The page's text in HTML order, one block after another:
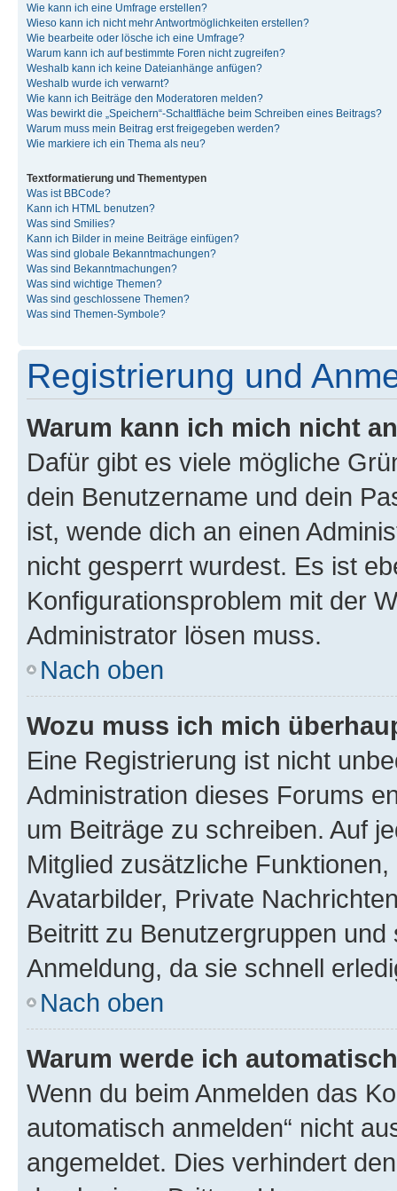
Wie kann ich eine Umfrage erstellen?
Wieso kann ich nicht mehr Antwortmöglichkeiten erstellen?
Wie bearbeite oder lösche ich eine Umfrage?
Warum kann ich auf bestimmte Foren nicht zugreifen?
Weshalb kann ich keine Dateianhänge anfügen?
Weshalb wurde ich verwarnt?
Wie kann ich Beiträge den Moderatoren melden?
Was bewirkt die „Speichern“-Schaltfläche beim Schreiben eines Beitrags?
Warum muss mein Beitrag erst freigegeben werden?
Wie markiere ich ein Thema als neu?
Textformatierung und Thementypen
Was ist BBCode?
Kann ich HTML benutzen?
Was sind Smilies?
Kann ich Bilder in meine Beiträge einfügen?
Was sind globale Bekanntmachungen?
Was sind Bekanntmachungen?
Was sind wichtige Themen?
Was sind geschlossene Themen?
Was sind Themen-Symbole?
Registrierung und
Warum kann ich mich nicht
Dafür gibt es viele mögliche
dein Benutzername und dein
ist, wende dich an einen
nicht gesperrt wurdest. Es ist
Konfigurationsproblem mit der
Administrator lösen muss.
Nach oben
Wozu muss ich mich
Eine Registrierung ist nicht
Administration dieses Forums
um Beiträge zu schreiben. Auf
Mitglied zusätzliche
Avatarbilder, Private
Beitritt zu Benutzergruppen
Anmeldung, da sie schnell
Nach oben
Warum werde ich
Wenn du beim Anmelden das
automatisch anmelden“ nicht
angemeldet. Dies verhindert